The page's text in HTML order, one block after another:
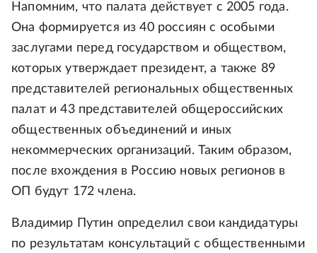
Напомним, что палата действует с 2005 года.
Она формируется из 40 россиян с особыми
заслугами перед государством и обществом,
которых утверждает президент, а также 89
представителей региональных общественных
палат и 43 представителей общероссийских
общественных объединений и иных
некоммерческих организаций. Таким образом,
после вхождения в Россию новых регионов в
ОП будут 172 члена.
Владимир Путин определил свои кандидатуры
по результатам консультаций с общественными